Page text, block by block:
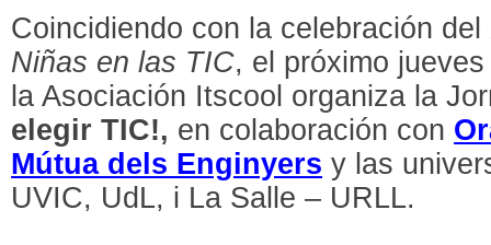
Coincidiendo con la celebración del
Niñas en las TIC, el próximo
la Asociación Itscool organiza la
elegir TIC!, en colaboración con
Mútua dels Enginyers y las
UVIC, UdL, i La Salle – URLL.